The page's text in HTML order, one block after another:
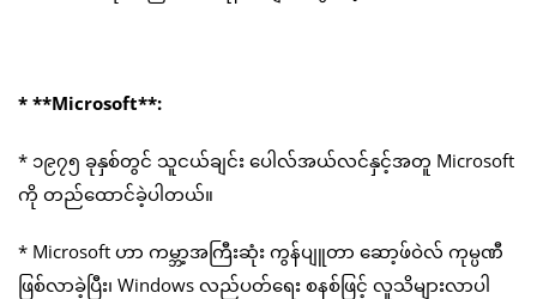
* **Microsoft**:
* ၁၉၇၅ ခုနှစ်တွင် သူငယ်ချင်း ပေါလ်အယ်လင်နှင့်အတူ Microsoft
ကို တည်ထောင်ခဲ့ပါတယ်။
* Microsoft ဟာ ကမ္ဘာ့အကြီးဆုံး ကွန်ပျူတာ ဆော့ဖ်ဝဲလ် ကုမ္ပဏီ
ဖြစ်လာခဲ့ပြီး၊ Windows လည်ပတ်ရေး စနစ်ဖြင့် လူသိများလာပါ